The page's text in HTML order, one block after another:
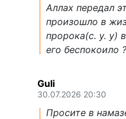
Аллах передал
произошло в
пророка(с. у. у)
его беспокоило ?
Guli
30.07.2026 20:30
Просите в